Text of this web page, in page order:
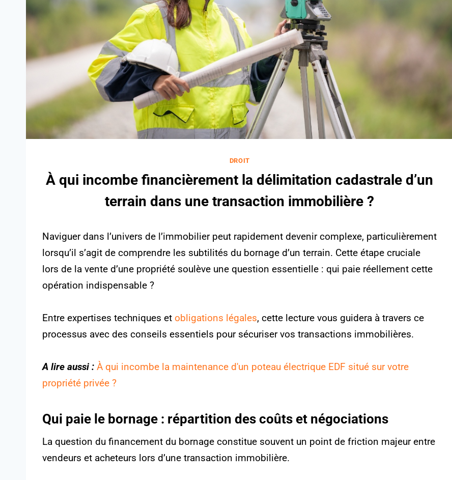
DROIT
À qui incombe financièrement la délimitation cadastrale d’un
terrain dans une transaction immobilière ?
Naviguer dans l’univers de l’immobilier peut rapidement devenir complexe, particulièrement
lorsqu’il s’agit de comprendre les subtilités du bornage d’un terrain. Cette étape cruciale
lors de la vente d’une propriété soulève une question essentielle : qui paie réellement cette
opération indispensable ?
Entre expertises techniques et obligations légales, cette lecture vous guidera à travers ce
processus avec des conseils essentiels pour sécuriser vos transactions immobilières.
A lire aussi : À qui incombe la maintenance d'un poteau électrique EDF situé sur votre
propriété privée ?
Qui paie le bornage : répartition des coûts et négociations
La question du financement du bornage constitue souvent un point de friction majeur entre
vendeurs et acheteurs lors d’une transaction immobilière.